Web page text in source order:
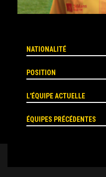
NATIONALITÉ
POSITION
L'ÉQUIPE ACTUELLE
ÉQUIPES PRÉCÉDENTES